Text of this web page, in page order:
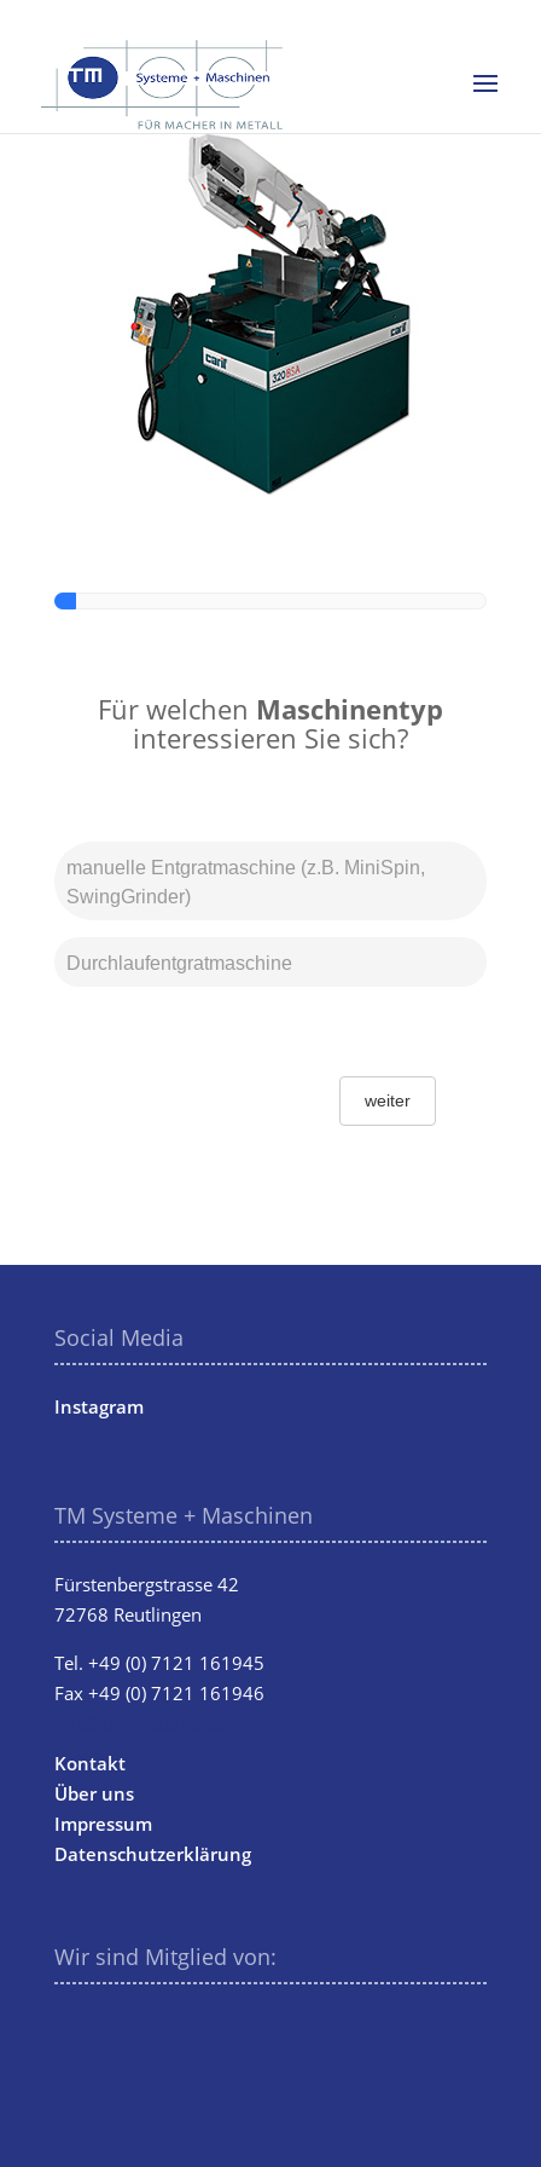
Für welchen Maschinentyp
interessieren Sie sich?
manuelle Entgratmaschine (z.B. MiniSpin,
SwingGrinder)
Durchlaufentgratmaschine
weiter
Social Media
Instagram
TM Systeme + Maschinen
Fürstenbergstrasse 42
72768 Reutlingen
Tel. +49 (0) 7121 161945
Fax +49 (0) 7121 161946
Kontakt
Über uns
Impressum
Datenschutzerklärung
Wir sind Mitglied von: